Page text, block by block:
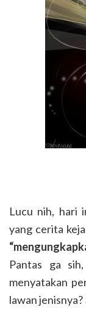
Lucu nih, hari
yang cerita
Pantas ga
menyatakan
lawan